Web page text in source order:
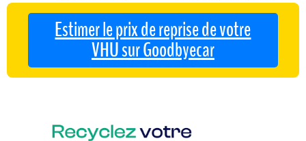
Estimer le prix de reprise de votre
VHU sur Goodbyecar